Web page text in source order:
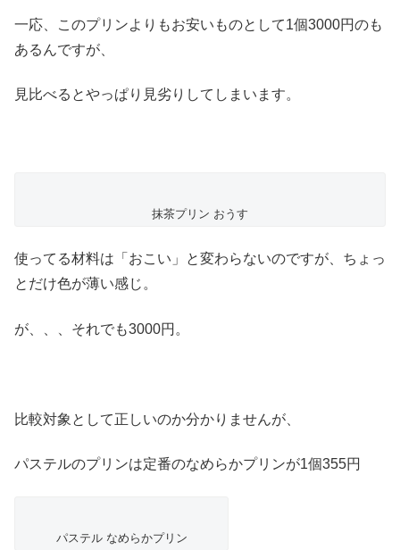
一応、このプリンよりもお安いものとして1個3000円のも
あるんですが、
見比べるとやっぱり見劣りしてしまいます。
抹茶プリン おうす
使ってる材料は「おこい」と変わらないのですが、ちょっ
とだけ色が薄い感じ。
が、、、それでも3000円。
比較対象として正しいのか分かりませんが、
パステルのプリンは定番のなめらかプリンが1個355円
パステル なめらかプリン